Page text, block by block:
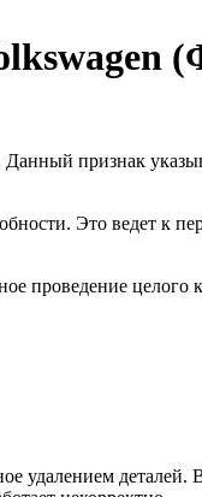
признак
Это ведет к
проведение целого
удалением